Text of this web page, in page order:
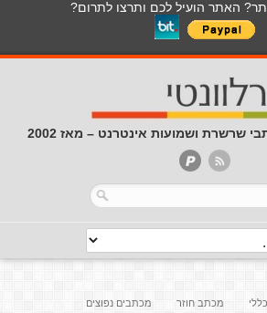
האתר הועיל לכם ותרצו לתרום?
שרשרת ושמועות אינטרנט – מאז 2002
כללי מכתב חוזר
מכתבים נפוצים